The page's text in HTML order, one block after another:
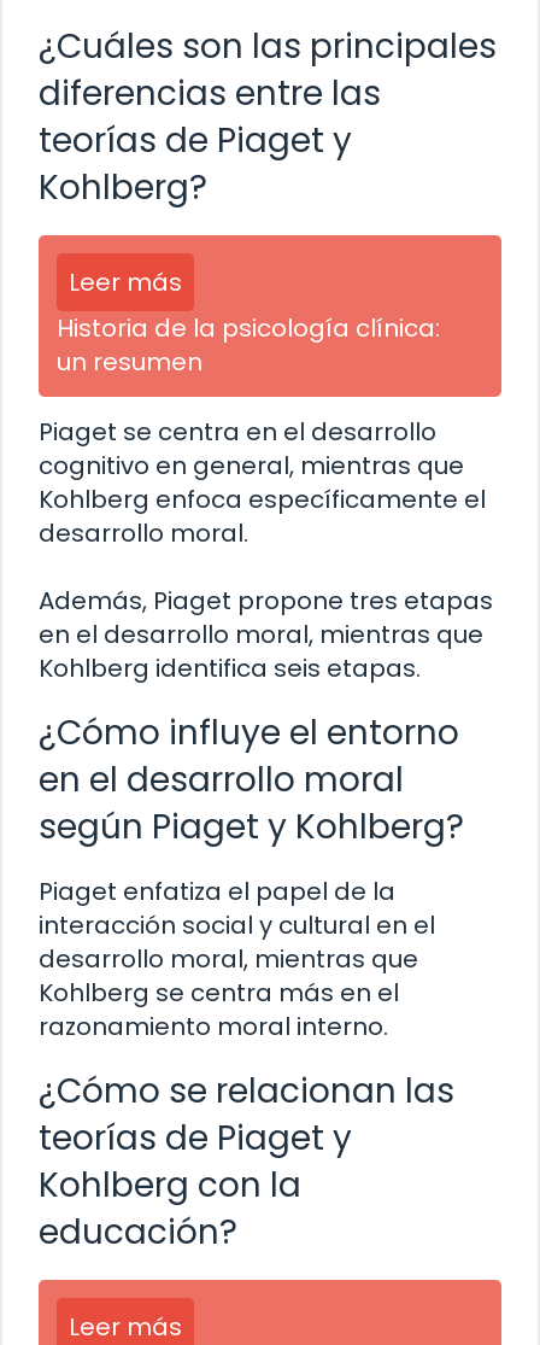
¿Cuáles son las principales
diferencias entre las
teorías de Piaget y
Kohlberg?
Leer más
Historia de la psicología clínica:
un resumen
Piaget se centra en el desarrollo
cognitivo en general, mientras que
Kohlberg enfoca específicamente el
desarrollo moral.
Además, Piaget propone tres etapas
en el desarrollo moral, mientras que
Kohlberg identifica seis etapas.
¿Cómo influye el entorno
en el desarrollo moral
según Piaget y Kohlberg?
Piaget enfatiza el papel de la
interacción social y cultural en el
desarrollo moral, mientras que
Kohlberg se centra más en el
razonamiento moral interno.
¿Cómo se relacionan las
teorías de Piaget y
Kohlberg con la
educación?
Leer más